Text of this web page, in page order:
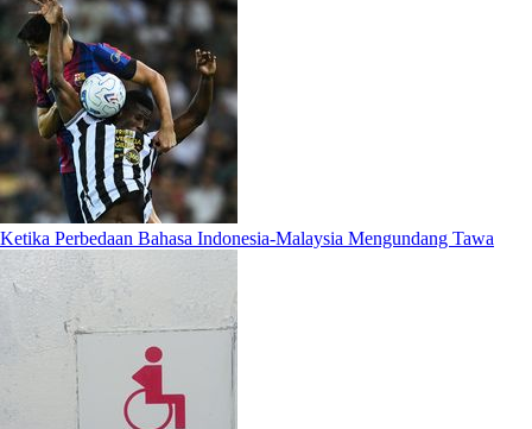
Ketika Perbedaan Bahasa Indonesia-Malaysia Mengundang Tawa